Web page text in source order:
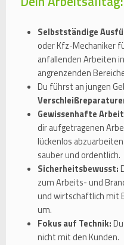
Selbstständige
oder Kfz-Mechaniker
anfallenden Arbeiten
angrenzenden
Du führst an jungen
Gewissenhafte
dir aufgetragenen
lückenlos
sauber und ordentlich.
Sicherheitsbewusst:
zum Arbeits- und
und wirtschaftlich mit
um.
Fokus auf Technik:
nicht mit den Kunden.